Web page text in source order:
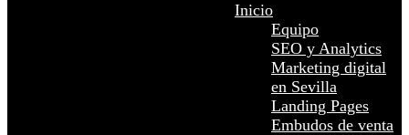
Inicio
Equipo
SEO y Analytics
Marketing digital
en Sevilla
Landing Pages
Embudos de venta